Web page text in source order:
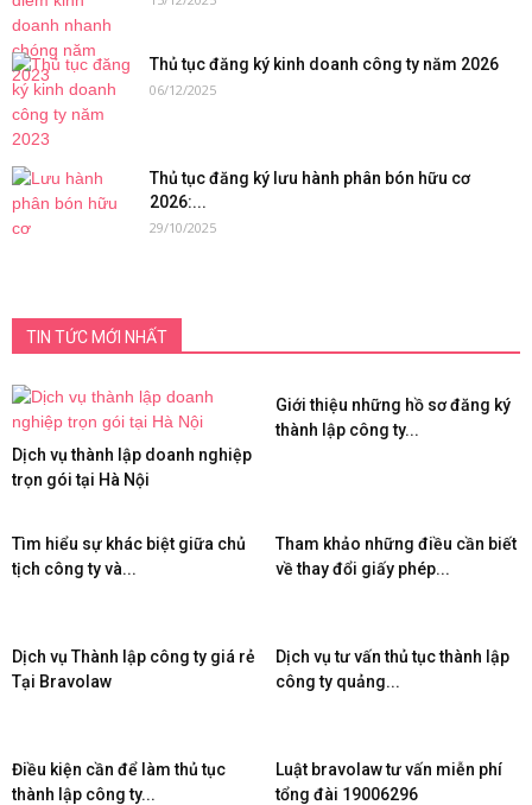
Thủ tục đăng ký kinh doanh công ty năm 2026
06/12/2025
Thủ tục đăng ký lưu hành phân bón hữu cơ
2026:...
29/10/2025
TIN TỨC MỚI NHẤT
Dịch vụ thành lập doanh nghiệp
trọn gói tại Hà Nội
Giới thiệu những hồ sơ đăng ký
thành lập công ty...
Tìm hiểu sự khác biệt giữa chủ
tịch công ty và...
Tham khảo những điều cần biết
về thay đổi giấy phép...
Dịch vụ Thành lập công ty giá rẻ
Tại Bravolaw
Dịch vụ tư vấn thủ tục thành lập
công ty quảng...
Điều kiện cần để làm thủ tục
thành lập công ty...
Luật bravolaw tư vấn miễn phí
tổng đài 19006296